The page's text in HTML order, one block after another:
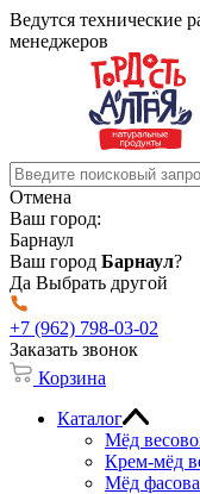
Ведутся технические
менеджеров
Отмена
Ваш город:
Барнаул
Ваш город Барнаул?
Да Выбрать другой
+7 (962) 798-03-02
Заказать звонок
Корзина
Каталог
Мёд
Крем-мёд
Мёд